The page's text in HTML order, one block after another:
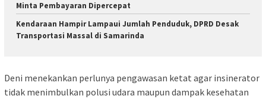
Minta Pembayaran Dipercepat
Kendaraan Hampir Lampaui Jumlah Penduduk, DPRD Desak
Transportasi Massal di Samarinda
Deni menekankan perlunya pengawasan ketat agar insinerator
tidak menimbulkan polusi udara maupun dampak kesehatan